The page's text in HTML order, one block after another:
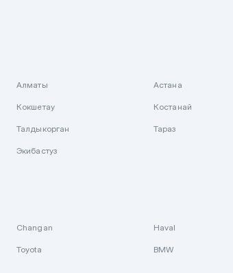
Алматы Астана
Кокшетау Костанай
Талдыкорган Тараз
Экибастуз
Changan Haval
Toyota BMW